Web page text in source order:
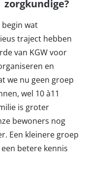
wat
traject hebben
van KGW voor
en
we nu geen groep
wel 10 à11
is groter
bewoners nog
Een kleinere groep
betere kennis